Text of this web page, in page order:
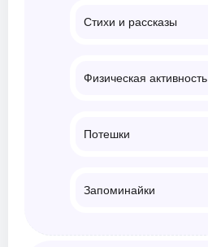
Стихи и рассказы
Физическая активность
Потешки
Запоминайки